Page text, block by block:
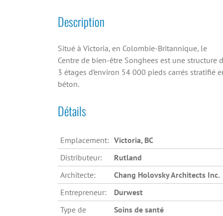
Description
Situé à Victoria, en Colombie-Britannique, le
Centre de bien-être Songhees est une structure
3 étages d’environ 54 000 pieds carrés stratifié
béton.
Détails
Emplacement: Victoria, BC
Distributeur:
Rutland
Architecte:
Chang Holovsky Architects Inc.
Entrepreneur:
Durwest
Type de
Soins de santé